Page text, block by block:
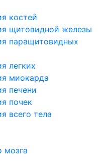
костей
щитовидной железы
паращитовидных
легких
миокарда
печени
почек
всего тела
мозга